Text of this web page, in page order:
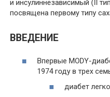
и инсулиннезависимый (II
посвящена первому типу
ВВЕДЕНИЕ
Впервые MODY-
1974 году в трех
диабет